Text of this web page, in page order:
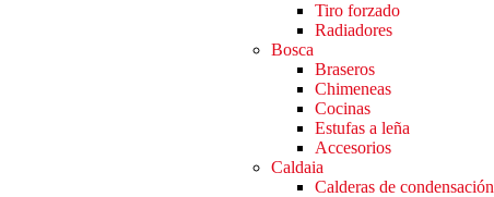
Tiro forzado
Radiadores
Bosca
Braseros
Chimeneas
Cocinas
Estufas a leña
Accesorios
Caldaia
Calderas de condensación